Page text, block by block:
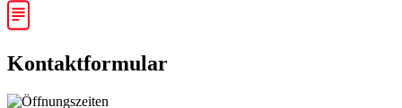
Kontaktformular